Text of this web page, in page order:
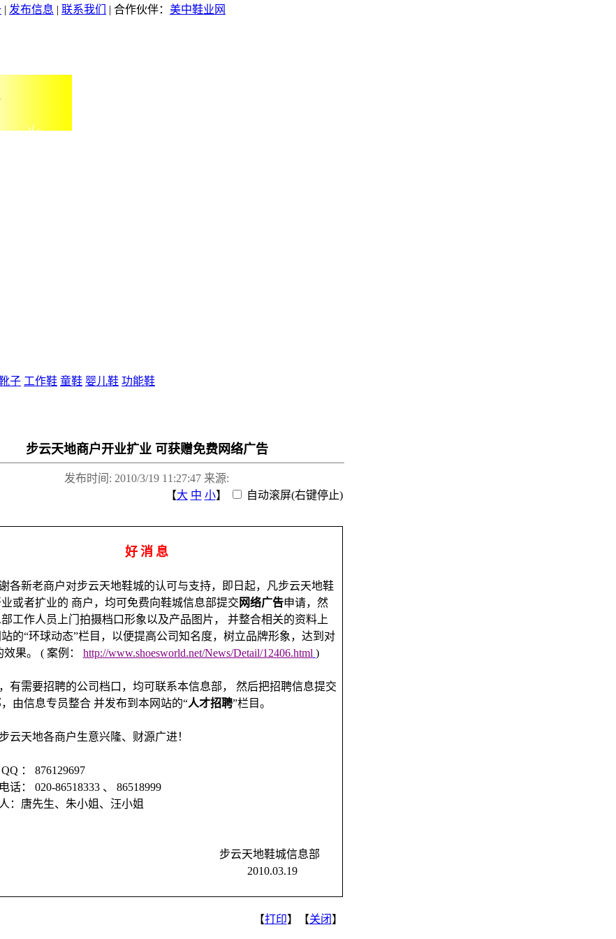
| 发布信息 | 联系我们 | 合作伙伴： 美中鞋业网
子 工作鞋 童鞋 婴儿鞋 功能鞋
步云天地商户开业扩业 可获赠免费网络广告
发布时间: 2010/3/19 11:27:47 来源:
【大 中 小】 自动滚屏(右键停止)
好 消 息
各新老商户对步云天地鞋城的认可与支持，即日起，凡步云天地鞋
或者扩业的 商户，均可免费向鞋城信息部提交 网络广告申请，然
工作人员上门拍摄档口形象以及产品图片，
并整合相关的资料上
的“环球动态”栏目，以便提高公司知名度，树立品牌形象，达到对
效果。 ( 案例： http://www.shoesworld.net/News/Detail/12406.html )
有需要招聘的公司档口，均可联系本信息部，
然后把招聘信息提交
由信息专员整合 并发布到本网站的“人才招聘”栏目。
云天地各商户生意兴隆、财源广进！
QQ ：
876129697
话：
020-86518333 、
86518999
：唐先生、朱小姐、汪小姐
步云天地鞋城信息部
2010.03.19
【打印】【关闭 】